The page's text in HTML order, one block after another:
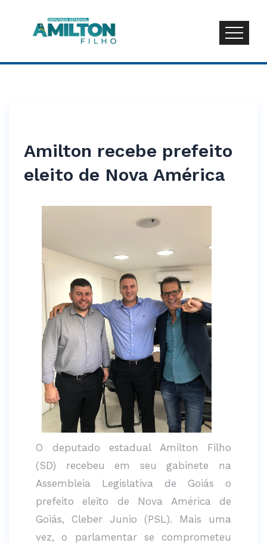
Amilton recebe prefeito
eleito de Nova América
O deputado estadual Amilton Filho
(SD) recebeu em seu gabinete na
Assembleia Legislativa de Goiás o
prefeito eleito de Nova América de
Goiás, Cleber Junio (PSL). Mais uma
vez, o parlamentar se comprometeu